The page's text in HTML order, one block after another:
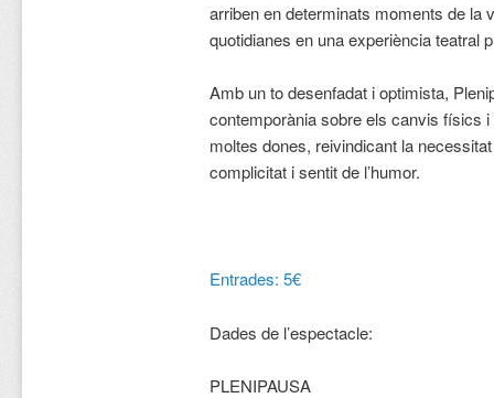
arriben en determinats moments de la
quotidianes en una experiència teatral
Amb un to desenfadat i optimista,
contemporània sobre els canvis físics
moltes dones, reivindicant la
complicitat i sentit de l’humor.
Entrades: 5€
Dades de l’espectacle:
PLENIPAUSA